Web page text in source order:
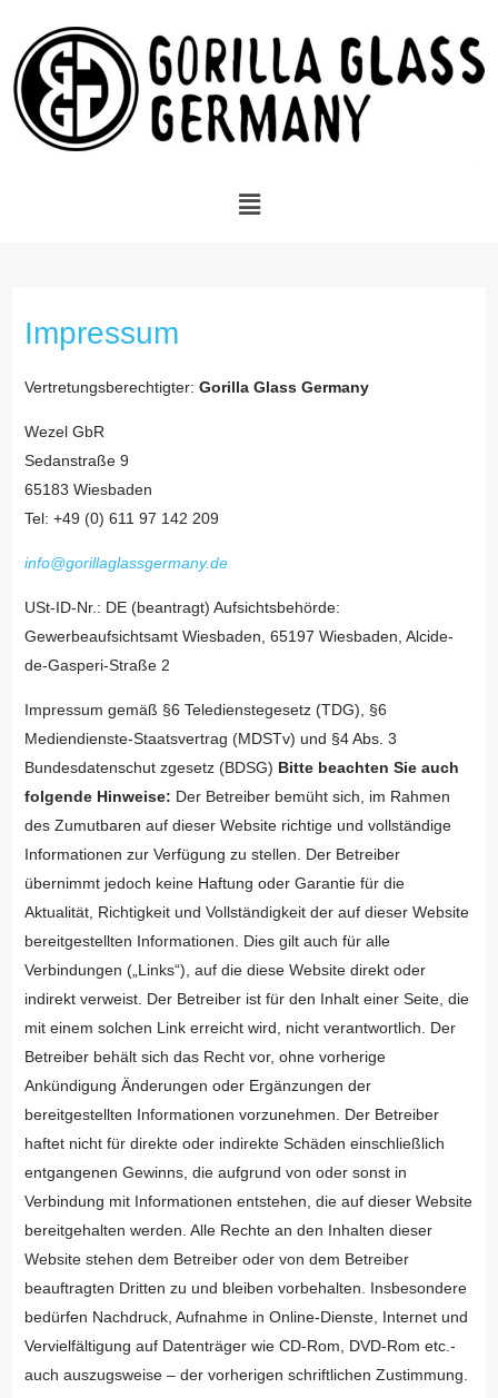
Impressum
Vertretungsberechtigter: Gorilla Glass Germany
Wezel GbR
Sedanstraße 9
65183 Wiesbaden
Tel: +49 (0) 611 97 142 209
info@gorillaglassgermany.de
USt-ID-Nr.: DE (beantragt) Aufsichtsbehörde:
Gewerbeaufsichtsamt Wiesbaden, 65197 Wiesbaden, Alcide-
de-Gasperi-Straße 2
Impressum gemäß §6 Teledienstegesetz (TDG), §6
Mediendienste-Staatsvertrag (MDSTv) und §4 Abs. 3
Bundesdatenschut zgesetz (BDSG) Bitte beachten Sie auch
folgende Hinweise: Der Betreiber bemüht sich, im Rahmen
des Zumutbaren auf dieser Website richtige und vollständige
Informationen zur Verfügung zu stellen. Der Betreiber
übernimmt jedoch keine Haftung oder Garantie für die
Aktualität, Richtigkeit und Vollständigkeit der auf dieser Website
bereitgestellten Informationen. Dies gilt auch für alle
Verbindungen („Links“), auf die diese Website direkt oder
indirekt verweist. Der Betreiber ist für den Inhalt einer Seite, die
mit einem solchen Link erreicht wird, nicht verantwortlich. Der
Betreiber behält sich das Recht vor, ohne vorherige
Ankündigung Änderungen oder Ergänzungen der
bereitgestellten Informationen vorzunehmen. Der Betreiber
haftet nicht für direkte oder indirekte Schäden einschließlich
entgangenen Gewinns, die aufgrund von oder sonst in
Verbindung mit Informationen entstehen, die auf dieser Website
bereitgehalten werden. Alle Rechte an den Inhalten dieser
Website stehen dem Betreiber oder von dem Betreiber
beauftragten Dritten zu und bleiben vorbehalten. Insbesondere
bedürfen Nachdruck, Aufnahme in Online-Dienste, Internet und
Vervielfältigung auf Datenträger wie CD-Rom, DVD-Rom etc.-
auch auszugsweise – der vorherigen schriftlichen Zustimmung.